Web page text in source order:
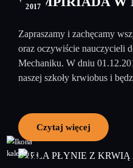
2017
Zapraszamy i zachęcamy
oraz oczywiście nauczycieli
Mechaniku. W dniu
naszej szkoły krwiobus i
Czytaj więcej
10